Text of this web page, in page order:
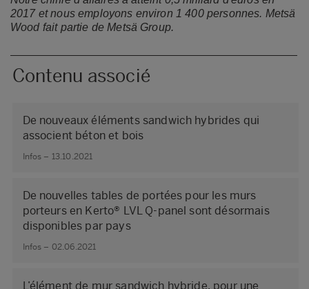
2017 et nous employons environ 1 400 personnes. Metsä
Wood fait partie de Metsä Group.
Contenu associé
De nouveaux éléments sandwich hybrides qui
associent béton et bois
Infos – 13.10.2021
De nouvelles tables de portées pour les murs
porteurs en Kerto® LVL Q-panel sont désormais
disponibles par pays
Infos – 02.06.2021
L’élément de mur sandwich hybride, pour une